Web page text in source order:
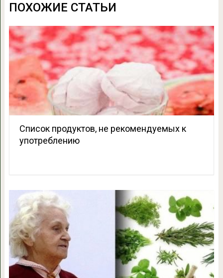
ПОХОЖИЕ СТАТЬИ
Список продуктов, не рекомендуемых к
употреблению